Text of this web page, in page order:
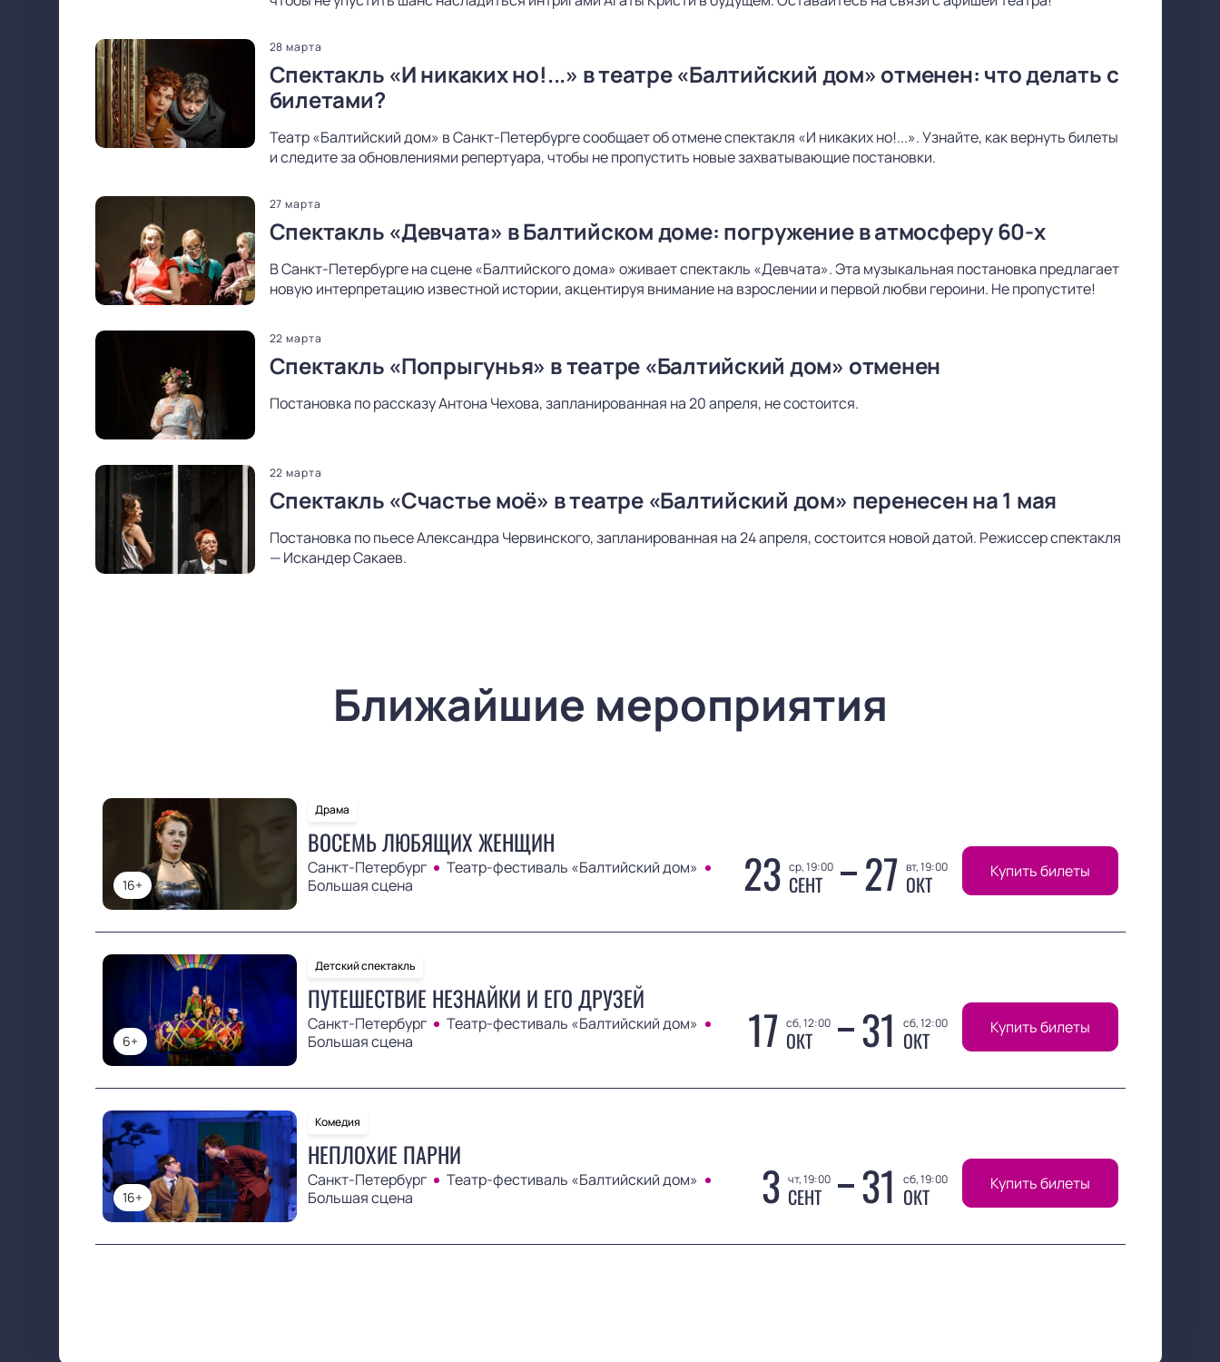
28 марта
Спектакль «И никаких но!...» в театре «Балтийский дом» отменен: что делать с
билетами?
Театр «Балтийский дом» в Санкт-Петербурге сообщает об отмене спектакля «И никаких но!...». Узнайте, как вернуть билеты
и следите за обновлениями репертуара, чтобы не пропустить новые захватывающие постановки.
27 марта
Спектакль «Девчата» в Балтийском доме: погружение в атмосферу 60-х
В Санкт-Петербурге на сцене «Балтийского дома» оживает спектакль «Девчата». Эта музыкальная постановка предлагает
новую интерпретацию известной истории, акцентируя внимание на взрослении и первой любви героини. Не пропустите!
22 марта
Спектакль «Попрыгунья» в театре «Балтийский дом» отменен
Постановка по рассказу Антона Чехова, запланированная на 20 апреля, не состоится.
22 марта
Спектакль «Счастье моё» в театре «Балтийский дом» перенесен на 1 мая
Постановка по пьесе Александра Червинского, запланированная на 24 апреля, состоится новой датой. Режиссер спектакля
— Искандер Сакаев.
Ближайшие мероприятия
16+
Драма
ВОСЕМЬ ЛЮБЯЩИХ ЖЕНЩИН
Санкт-Петербург
Театр-фестиваль «Балтийский дом»
Большая сцена
23 ср, 19:00
СЕНТ 27 вт, 19:00
ОКТ Купить билеты
6+
Детский спектакль
ПУТЕШЕСТВИЕ НЕЗНАЙКИ И ЕГО ДРУЗЕЙ
Санкт-Петербург
Театр-фестиваль «Балтийский дом»
Большая сцена
17 сб, 12:00
ОКТ 31 сб, 12:00
ОКТ Купить билеты
16+
Комедия
НЕПЛОХИЕ ПАРНИ
Санкт-Петербург
Театр-фестиваль «Балтийский дом»
Большая сцена
3 чт, 19:00
СЕНТ 31 сб, 19:00
ОКТ Купить билеты